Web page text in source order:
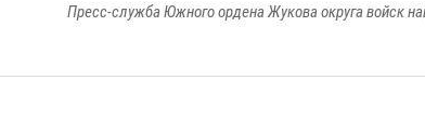
Пресс-служба Южного ордена Жукова округа войск